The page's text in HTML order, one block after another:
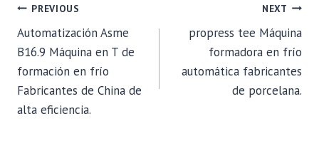
POST
NAVIGATION
PREVIOUS
Automatización Asme
B16.9 Máquina en T de
formación en frío
Fabricantes de China de
alta eficiencia.
NEXT
propress tee Máquina
formadora en frío
automática fabricantes
de porcelana.